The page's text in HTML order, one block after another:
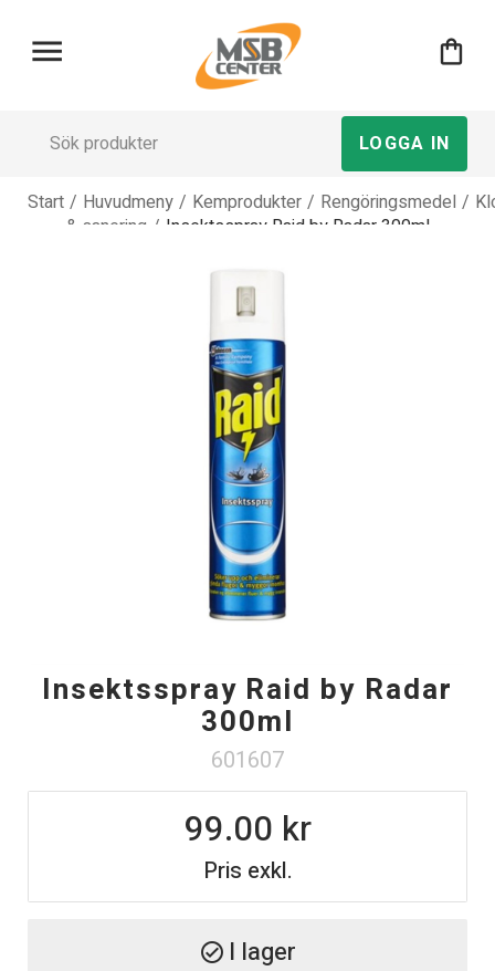
menu shopping_bag
LOGGA IN
Start / Huvudmeny / Kemprodukter / Rengöringsmedel /
& sanering / Insektsspray Raid by Radar 300ml
Insektsspray Raid by Radar
300ml
601607
Pris exkl.
99.00
check_circle I lager